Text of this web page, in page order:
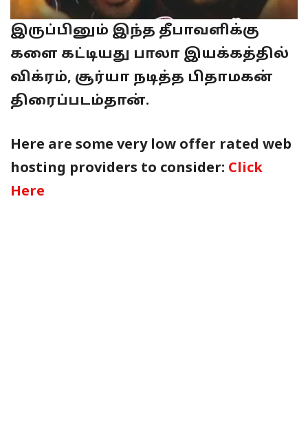
இருப்பினும் இந்த தீபாவளிக்கு
களை கட்டியது பாலா இயக்கத்தில்
விக்ரம், சூர்யா நடித்த பிதாமகன்
திரைப்படம்தான்.
Here are some very low offer rated web
hosting providers to consider: Click
Here